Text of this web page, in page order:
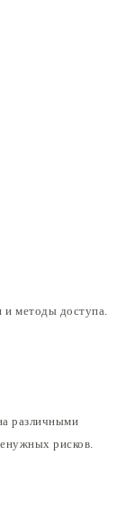
и методы доступа.
различными
рисков.